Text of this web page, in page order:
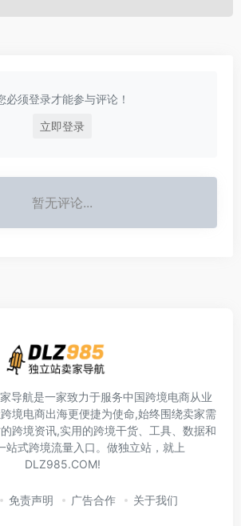
必须登录才能参与评论！
立即登录
暂无评论...
导航是一家致力于服务中国跨境电商从业
境电商出海更便捷为使命,始终围绕卖家需
跨境资讯,实用的跨境干货、工具、数据和
站式跨境流量入口。做独立站，就上
DLZ985.COM!
免责声明 广告合作 关于我们